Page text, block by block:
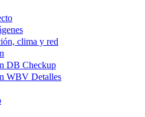
clima y red
DB Checkup
WBV Detalles